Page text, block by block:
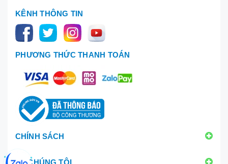
KÊNH THÔNG TIN
PHƯƠNG THỨC THANH TOÁN
CHÍNH SÁCH
VỀ CHÚNG TÔI